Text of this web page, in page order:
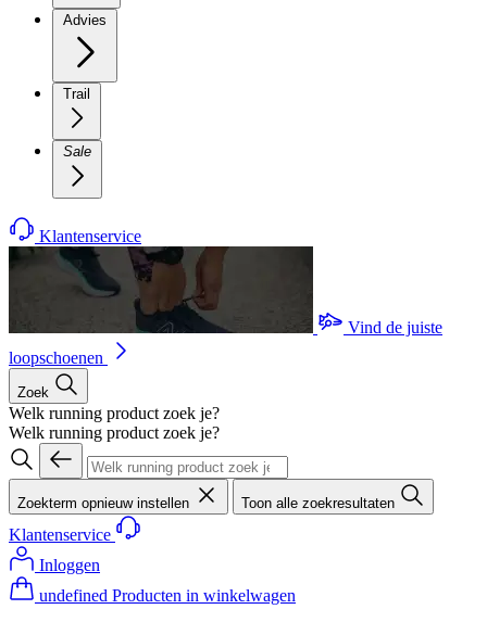
Advies
Trail
Sale
Klantenservice
Vind de juiste
loopschoenen
Zoek
Welk running product zoek je?
Welk running product zoek je?
Zoekterm opnieuw instellen Toon alle zoekresultaten
Klantenservice
Inloggen
undefined Producten in winkelwagen